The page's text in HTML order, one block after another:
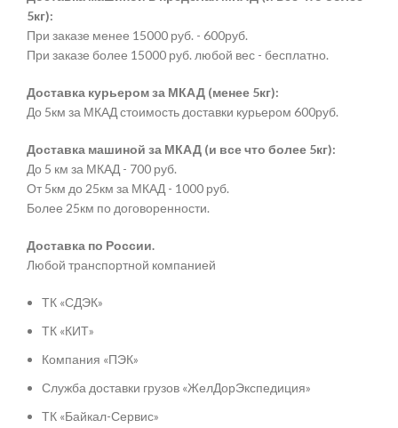
5кг):
При заказе менее 15000 руб. - 600руб.
При заказе более 15000 руб. любой вес - бесплатно.
Доставка курьером за МКАД (менее 5кг):
До 5км за МКАД стоимость доставки курьером 600руб.
Доставка машиной за МКАД (и все что более 5кг):
До 5 км за МКАД - 700 руб.
От 5км до 25км за МКАД - 1000 руб.
Более 25км по договоренности.
Доставка по России.
Любой транспортной компанией
ТК «СДЭК»
ТК «КИТ»
Компания «ПЭК»
Служба доставки грузов «ЖелДорЭкспедиция»
ТК «Байкал-Сервис»